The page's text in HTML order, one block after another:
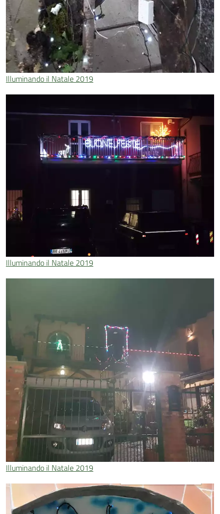
Illuminando il Natale 2019
Illuminando il Natale 2019
Illuminando il Natale 2019